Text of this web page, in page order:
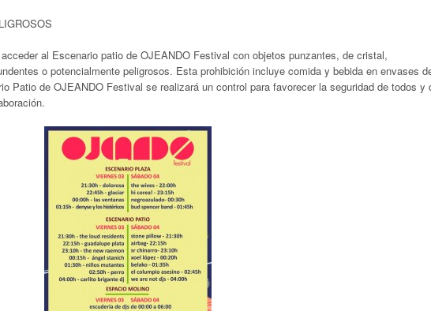
al Escenario patio de OJEANDO Festival con objetos punzantes, de cristal,
o potencialmente peligrosos. Esta prohibición incluye comida y bebida en envases
Patio de OJEANDO Festival se realizará un control para favorecer la seguridad de todos y